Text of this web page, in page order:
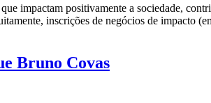
impactam positivamente a sociedade,
inscrições de negócios de impacto
Bruno Covas